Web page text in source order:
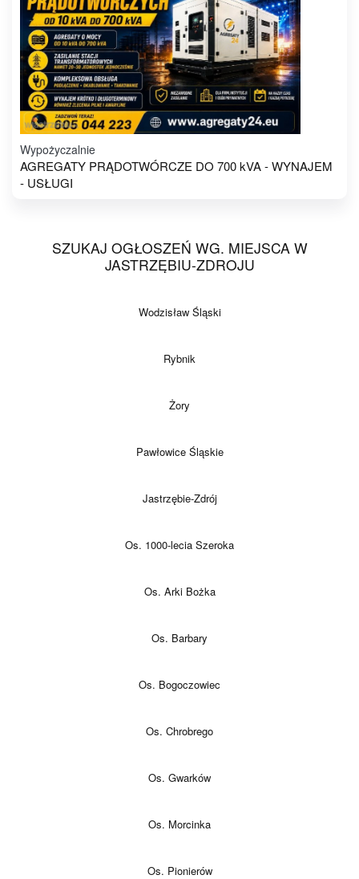
Wypożyczalnie
AGREGATY PRĄDOTWÓRCZE DO 700 kVA - WYNAJEM
- USŁUGI
SZUKAJ OGŁOSZEŃ WG. MIEJSCA W
JASTRZĘBIU-ZDROJU
Wodzisław Śląski
Rybnik
Żory
Pawłowice Śląskie
Jastrzębie-Zdrój
Os. 1000-lecia Szeroka
Os. Arki Bożka
Os. Barbary
Os. Bogoczowiec
Os. Chrobrego
Os. Gwarków
Os. Morcinka
Os. Pionierów